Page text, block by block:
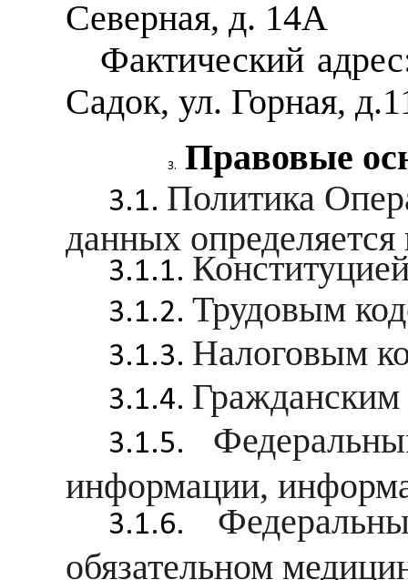
Северная, д. 14А
Фактический
Садок, ул. Горная,
Правовые
Политика
данных определяется
Трудовым
Налоговым
Гражданским
информации,
обязательном